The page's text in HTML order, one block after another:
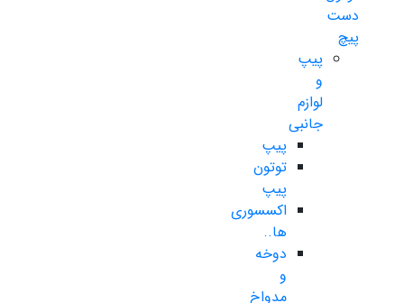
دست
پیچ
پیپ
و
لوازم
جانبی
پیپ
توتون
پیپ
اکسسوری
ها..
دوخه
و
مدواخ